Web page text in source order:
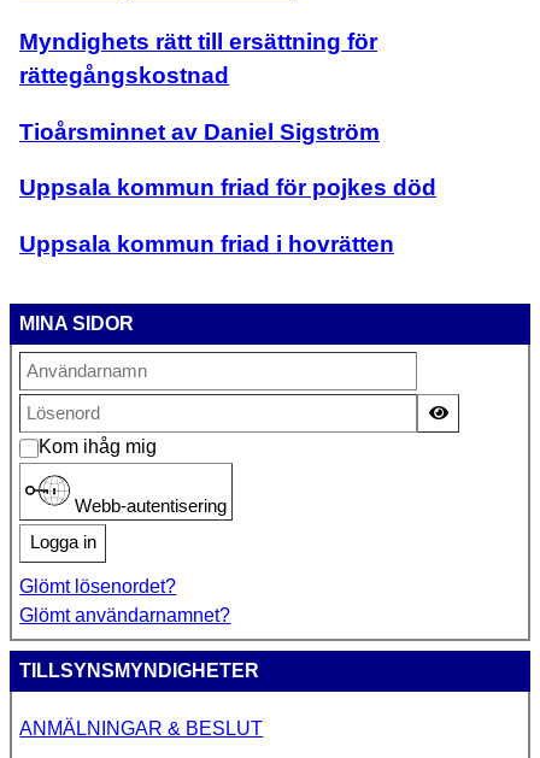
Myndighets rätt till ersättning för
rättegångskostnad
Tioårsminnet av Daniel Sigström
Uppsala kommun friad för pojkes död
Uppsala kommun friad i hovrätten
MINA SIDOR
Kom ihåg mig
Webb-autentisering
Logga in
Glömt lösenordet?
Glömt användarnamnet?
TILLSYNSMYNDIGHETER
ANMÄLNINGAR & BESLUT